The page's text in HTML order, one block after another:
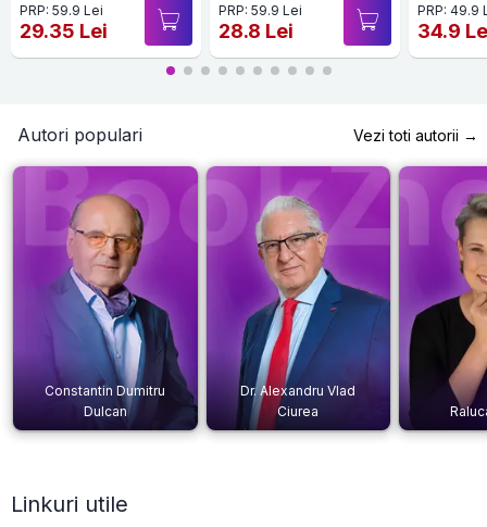
PRP: 59.9 Lei
29.35 Lei
PRP: 59.9 Lei
28.8 Lei
PRP: 49.9
34.9
Autori populari Vezi toti autorii →
Constantin Dumitru
Dulcan
Dr. Alexandru Vlad
Ciurea
Linkuri utile